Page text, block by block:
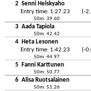
2 Senni Helskyaho
Entry time: 1:27.23
(-
50m: 39.60
3 Aada Tapiola
50m: 42.42
4 Heta Lesonen
Entry time: 1:42.23
(-
50m: 44.97
5 Fanni Karttunen
50m: 50.77
6 Alisa Ruotsalainen
50m: 51.26